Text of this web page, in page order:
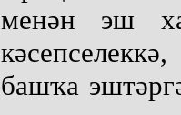
менән эш
башҡа